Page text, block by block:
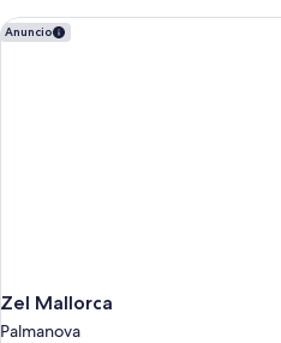
Anuncio
Zel Mallorca
Palmanova
Zel Mallorca